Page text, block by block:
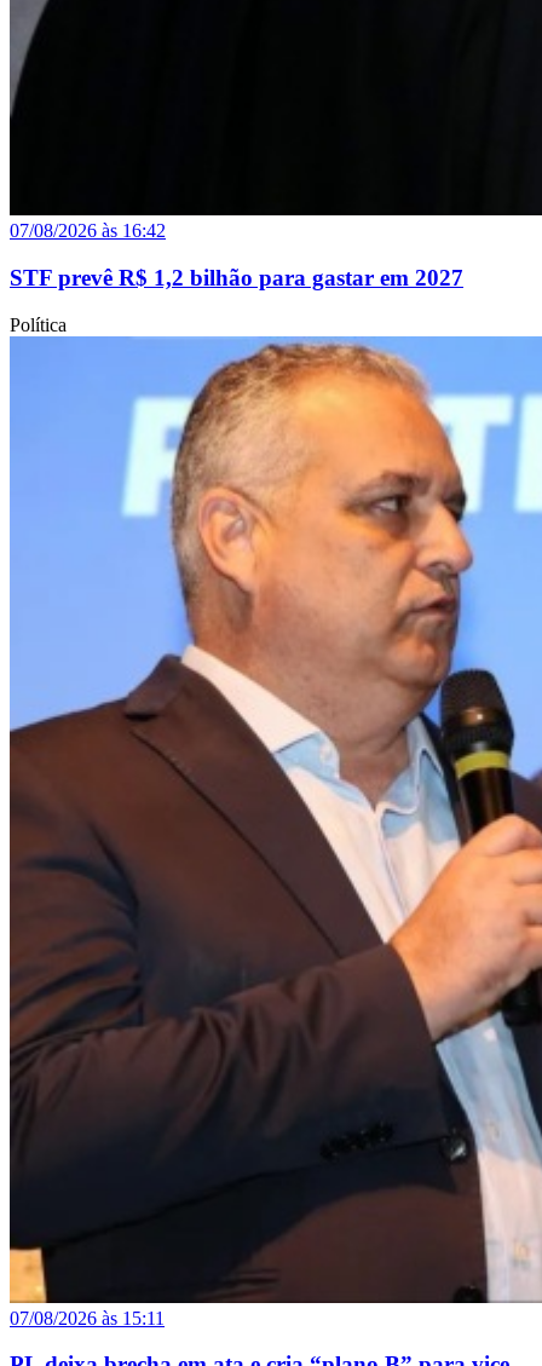
07/08/2026 às 16:42
STF prevê R$ 1,2 bilhão para gastar em 2027
Política
07/08/2026 às 15:11